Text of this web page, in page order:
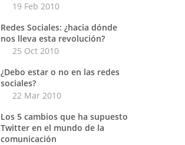
19 Feb 2010
Redes Sociales: ¿hacia dónde
nos lleva esta revolución?
25 Oct 2010
¿Debo estar o no en las redes
sociales?
22 Mar 2010
Los 5 cambios que ha supuesto
Twitter en el mundo de la
comunicación